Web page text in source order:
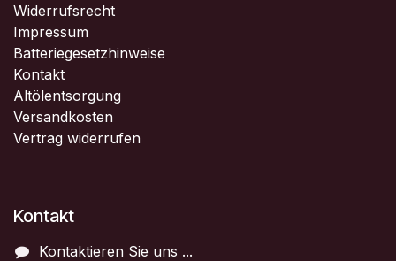
Widerrufsrecht
Impressum
Batteriegesetzhinweise
Kontakt
Altölentsorgung
Versandkosten
Vertrag widerrufen
Kontakt
Kontaktieren Sie uns ...